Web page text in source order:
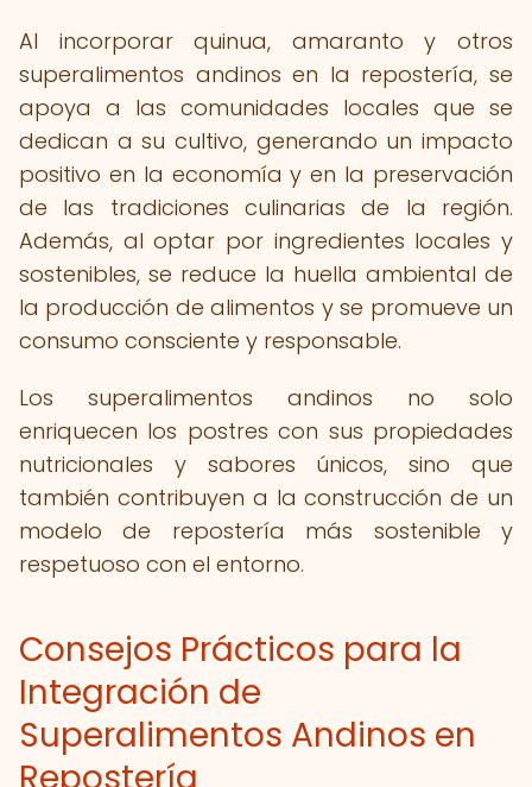
Al incorporar quinua, amaranto y otros
superalimentos andinos en la repostería, se
apoya a las comunidades locales que se
dedican a su cultivo, generando un impacto
positivo en la economía y en la preservación
de las tradiciones culinarias de la región.
Además, al optar por ingredientes locales y
sostenibles, se reduce la huella ambiental de
la producción de alimentos y se promueve un
consumo consciente y responsable.
Los superalimentos andinos no solo
enriquecen los postres con sus propiedades
nutricionales y sabores únicos, sino que
también contribuyen a la construcción de un
modelo de repostería más sostenible y
respetuoso con el entorno.
Consejos Prácticos para la
Integración de
Superalimentos Andinos en